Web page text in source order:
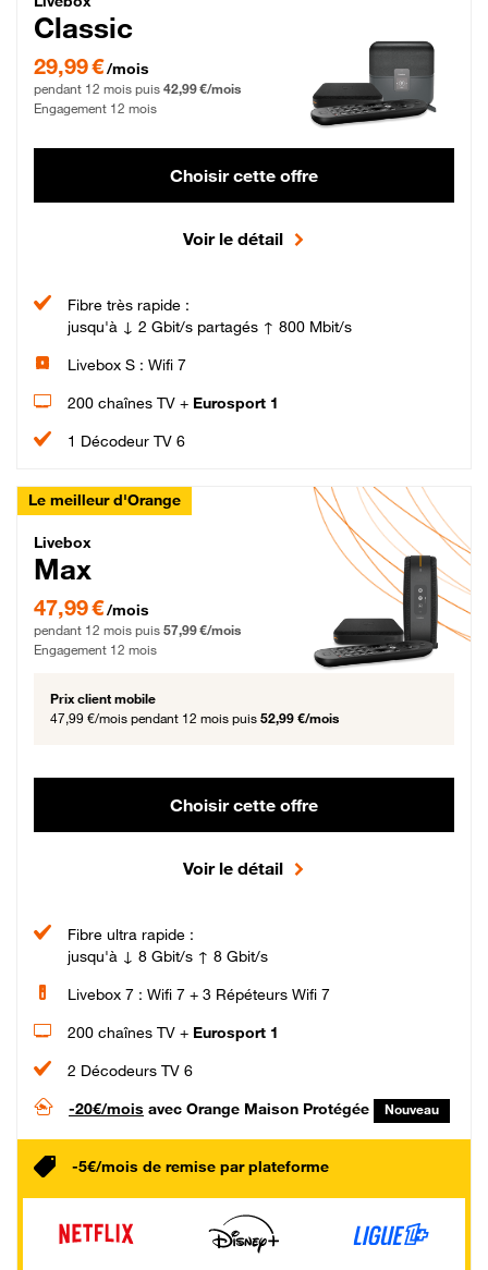
Classic
29,99 € par mois pendant 12 mois puis 42,99 € par mois, Engagement 12 mois
29,99 €/mois
pendant 12 mois puis 42,99 €/mois
Engagement 12 mois
Choisir cette offre
Voir le détail
Fibre très rapide :
jusqu'à ↓ 2 Gbit/s partagés ↑ 800 Mbit/s
Livebox S : Wifi 7
200 chaînes TV + Eurosport 1
1 Décodeur TV 6
Le meilleur d'Orange
Livebox Max Fibre
Livebox
Max
47,99 € par mois pendant 12 mois puis 57,99 € par mois, Engagement 12 mois
47,99 €/mois
pendant 12 mois puis 57,99 €/mois
Engagement 12 mois
Prix client mobile
47,99 €/mois pendant 12 mois puis 52,99 €/mois
Choisir cette offre
Voir le détail
Fibre ultra rapide :
jusqu'à ↓ 8 Gbit/s ↑ 8 Gbit/s
Livebox 7 : Wifi 7 + 3 Répéteurs Wifi 7
200 chaînes TV + Eurosport 1
2 Décodeurs TV 6
-20€/mois avec Orange Maison Protégée Nouveau
-5€/mois de remise par plateforme